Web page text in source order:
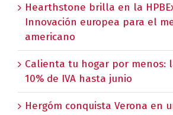
Hearthstone brilla en la
Innovación europea para el
americano
Calienta tu hogar por menos:
10% de IVA hasta junio
Hergóm conquista Verona en